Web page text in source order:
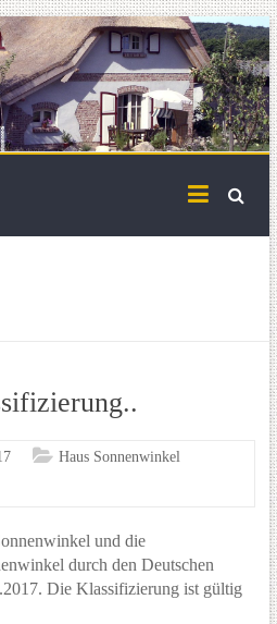
Haus Sonnenwinkel
und die
durch den Deutschen
Die Klassifizierung ist gültig